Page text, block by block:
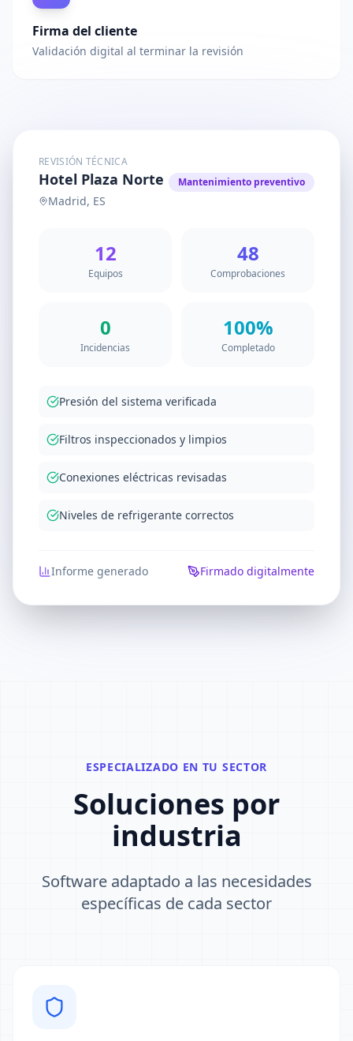
REVISIÓN TÉCNICA
Hotel Plaza Norte
Madrid, ES
Mantenimiento preventivo
12
Equipos
48
Comprobaciones
0
Incidencias
100%
Completado
Presión del sistema verificada
Filtros inspeccionados y limpios
Conexiones eléctricas revisadas
Niveles de refrigerante correctos
Informe generado Firmado digitalmente
Firma del cliente
Validación digital al terminar la revisión
ESPECIALIZADO EN TU SECTOR
Soluciones por
industria
Software adaptado a las necesidades
específicas de cada sector